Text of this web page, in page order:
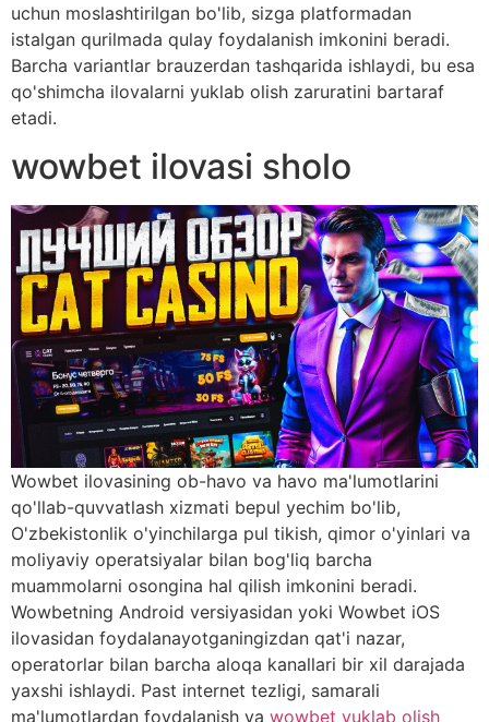
uchun moslashtirilgan bo'lib, sizga platformadan
istalgan qurilmada qulay foydalanish imkonini beradi.
Barcha variantlar brauzerdan tashqarida ishlaydi, bu esa
qo'shimcha ilovalarni yuklab olish zaruratini bartaraf
etadi.
wowbet ilovasi sholo
Wowbet ilovasining ob-havo va havo ma'lumotlarini
qo'llab-quvvatlash xizmati bepul yechim bo'lib,
O'zbekistonlik o'yinchilarga pul tikish, qimor o'yinlari va
moliyaviy operatsiyalar bilan bog'liq barcha
muammolarni osongina hal qilish imkonini beradi.
Wowbetning Android versiyasidan yoki Wowbet iOS
ilovasidan foydalanayotganingizdan qat'i nazar,
operatorlar bilan barcha aloqa kanallari bir xil darajada
yaxshi ishlaydi. Past internet tezligi, samarali
ma'lumotlardan foydalanish va wowbet yuklab olish